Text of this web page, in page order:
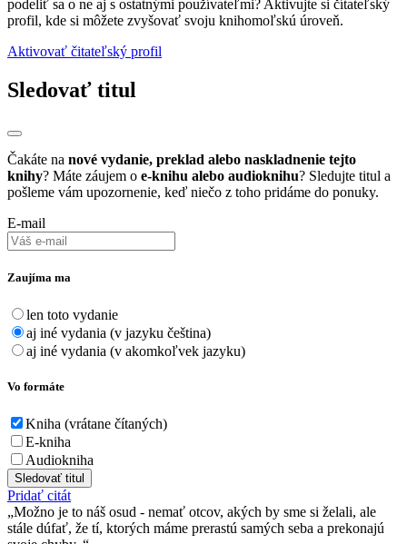
podeliť sa o ne aj s ostatnými používateľmi? Aktivujte si čítateľský
profil, kde si môžete zvyšovať svoju knihomoľskú úroveň.
Aktivovať čitateľský profil
Sledovať titul
Čakáte na nové vydanie, preklad alebo naskladnenie tejto
knihy? Máte záujem o e-knihu alebo audioknihu? Sledujte titul a
pošleme vám upozornenie, keď niečo z toho pridáme do ponuky.
E-mail
Zaujíma ma
len toto vydanie
aj iné vydania (v jazyku čeština)
aj iné vydania (v akomkoľvek jazyku)
Vo formáte
Kniha (vrátane čítaných)
E-kniha
Audiokniha
Sledovať titul
Pridať citát
Možno je to náš osud - nemať otcov, akých by sme si želali, ale
stále dúfať, že tí­, ktorých máme prerastú samých seba a prekonajú